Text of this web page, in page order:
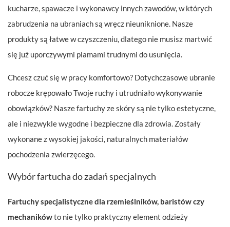
kucharze, spawacze i wykonawcy innych zawodów, w których
zabrudzenia na ubraniach są wręcz nieuniknione. Nasze
produkty są łatwe w czyszczeniu, dlatego nie musisz martwić
się już uporczywymi plamami trudnymi do usunięcia.
Chcesz czuć się w pracy komfortowo? Dotychczasowe ubranie
robocze krępowało Twoje ruchy i utrudniało wykonywanie
obowiązków? Nasze fartuchy ze skóry są nie tylko estetyczne,
ale i niezwykle wygodne i bezpieczne dla zdrowia. Zostały
wykonane z wysokiej jakości, naturalnych materiałów
pochodzenia zwierzęcego.
Wybór fartucha do zadań specjalnych
Fartuchy specjalistyczne dla rzemieślników, baristów czy
mechanikówto nie tylko praktyczny element odzieży